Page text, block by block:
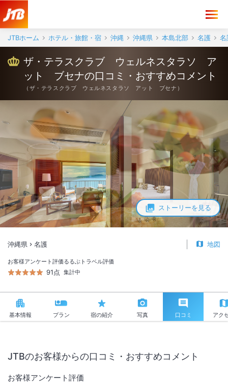
JTBホーム ホテル・旅館・宿 沖縄 沖縄県 本島北部 名護 名
ストーリーを見る
ザ・テラスクラブ ウェルネスタラソ ア
ット ブセナの口コミ・おすすめコメント
（ ザ・テラスクラブ ウェルネスタラソ アット ブセナ ）
沖縄県 名護 地図
お客様アンケート評価
91点
るるぶトラベル評価
集計中
基本情報 プラン 宿の紹介 写真 口コミ アク
JTBのお客様からの口コミ・おすすめコメント
お客様アンケート評価